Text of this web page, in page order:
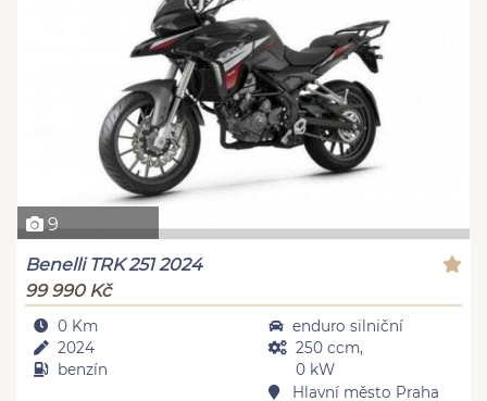
9
Benelli TRK 251 2024
99 990 Kč
0 Km
2024
benzín
enduro silniční
250 ccm,
0 kW
Hlavní město Praha